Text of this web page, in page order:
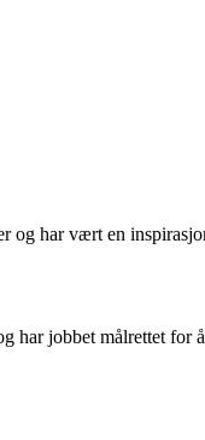
og har vært en
jobbet målrettet for